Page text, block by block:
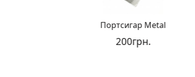
Портсигар Metal